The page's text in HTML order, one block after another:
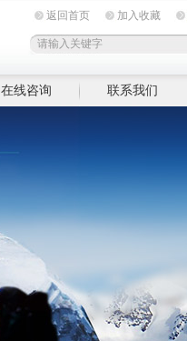
返回首页 加入收藏
在线咨询 联系我们